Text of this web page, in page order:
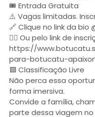
🎟️ Entrada Gratuita
⚠️ Vagas limitadas.
🔗 Clique no link da
✍🏻 Ou pelo link de
https://
para-botucatu-
🟩 Classificação Livre
Não perca essa
forma imersiva.
Convide a família,
parte dessa viagem